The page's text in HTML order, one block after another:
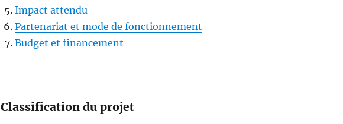
Impact attendu
Partenariat et mode de fonctionnement
Budget et financement
Classification du projet